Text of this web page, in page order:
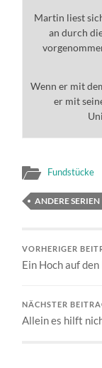
Martin liest
an durch
Wenn er mit
er mit
Fundstücke
ANDERE SERIEN
VORHERIGER
Ein Hoch auf
NÄCHSTER
Allein es hilft